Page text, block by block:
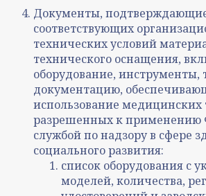
Документы,
соответствующих
технических условий
технического оснащения,
оборудование, инструменты,
документацию,
использование медицинских
разрешенных к применению
службой по надзору в сфере
социального развития:
список оборудования с
моделей, количества,